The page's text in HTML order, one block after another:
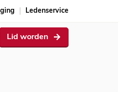
Ledenservice
Lid worden